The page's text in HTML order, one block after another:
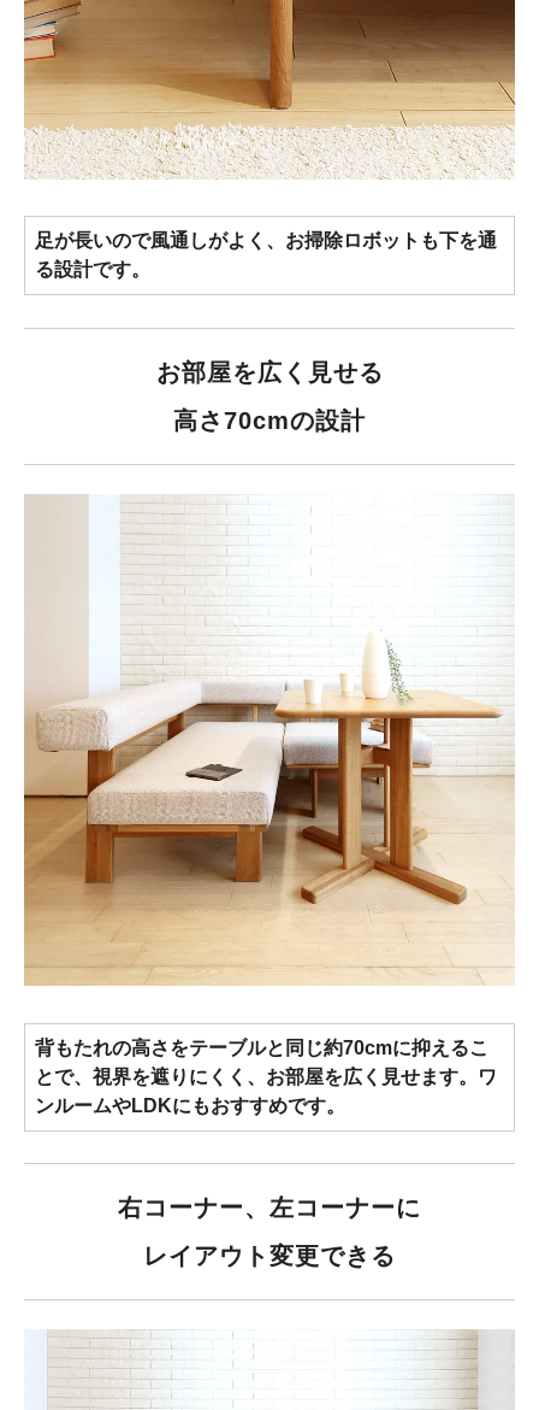
足が長いので風通しがよく、お掃除ロボットも下を通
る設計です。
お部屋を広く見せる
高さ70cmの設計
背もたれの高さをテーブルと同じ約70cmに抑えるこ
とで、視界を遮りにくく、お部屋を広く見せます。ワ
ンルームやLDKにもおすすめです。
右コーナー、左コーナーに
レイアウト変更できる